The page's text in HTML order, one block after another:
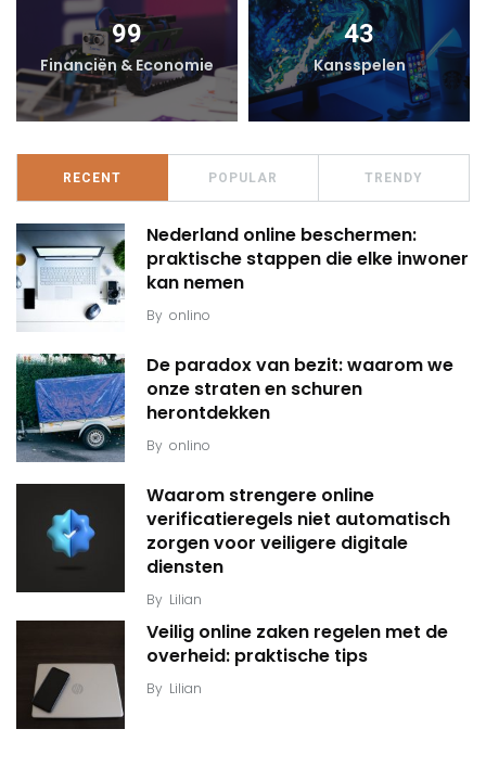
99
Financiën & Economie
43
Kansspelen
RECENT POPULAR TRENDY
Nederland online beschermen:
praktische stappen die elke inwoner
kan nemen
By onlino
De paradox van bezit: waarom we
onze straten en schuren
herontdekken
By onlino
Waarom strengere online
verificatieregels niet automatisch
zorgen voor veiligere digitale
diensten
By Lilian
Veilig online zaken regelen met de
overheid: praktische tips
By Lilian